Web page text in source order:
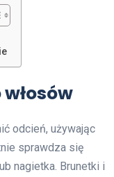
odcień, używając
sprawdza się
nagietka. Brunetki i